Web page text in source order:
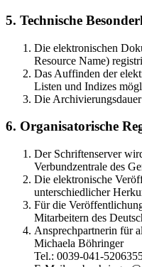
5. Technische
Die elektronischen
Resource Name)
Das Auffinden der
Listen und Indizes
Die
6. Organisatorische
Der Schriftenserver
Verbundzentrale des
Die elektronische
unterschiedlicher
Für die
Mitarbeitern des
Ansprechpartnerin für
Michaela Böhringer
Tel.: 0039-041-